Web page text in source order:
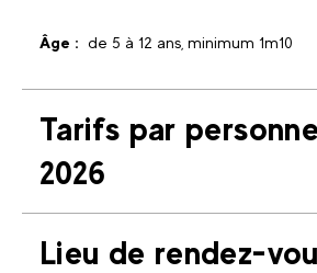
Âge : de 5 à 12 ans, minimum 1m10
Tarifs par
2026
Lieu de rendez-